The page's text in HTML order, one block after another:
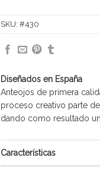
SKU: #430
Diseñados en España
Anteojos de primera
proceso creativo parte
dando como resultado
Características